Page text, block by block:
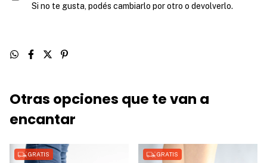
Si no te gusta, podés cambiarlo por otro o devolverlo.
Otras opciones que te van a
encantar
GRATIS GRATIS